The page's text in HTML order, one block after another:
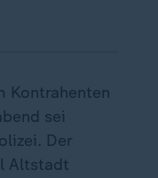
Kontrahenten
sei
Der
Altstadt